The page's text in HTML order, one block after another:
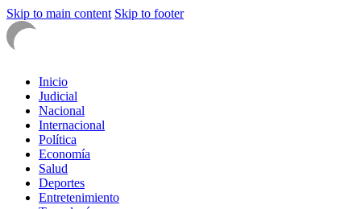
Skip to main content Skip to footer
Inicio
Judicial
Nacional
Internacional
Política
Economía
Salud
Deportes
Entretenimiento